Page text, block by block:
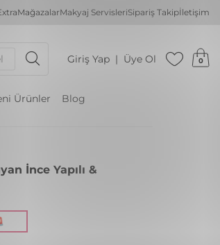
MağazalarMakyaj ServisleriSipariş Takipİletişim
Giriş Yap Üye Ol 0
Ürünler Blog
İnce Yapılı &